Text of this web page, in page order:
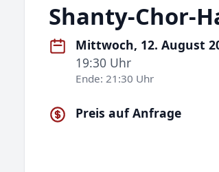
Shanty-Chor-
Mittwoch, 12. August
19:30 Uhr
Ende: 21:30 Uhr
Preis auf Anfrage